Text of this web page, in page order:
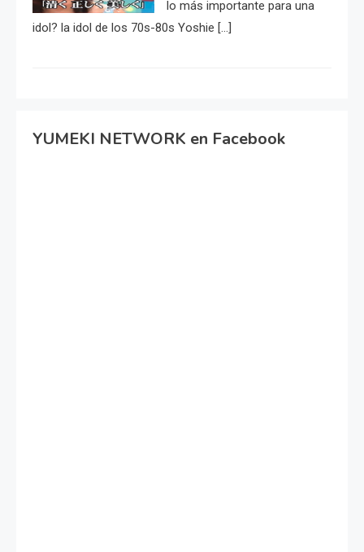
lo más importante para una
idol? la idol de los 70s-80s Yoshie […]
YUMEKI NETWORK en Facebook